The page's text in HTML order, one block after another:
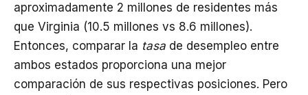
aproximadamente 2 millones de residentes más
que Virginia (10.5 millones vs 8.6 millones).
Entonces, comparar la tasa de desempleo entre
ambos estados proporciona una mejor
comparación de sus respectivas posiciones. Pero